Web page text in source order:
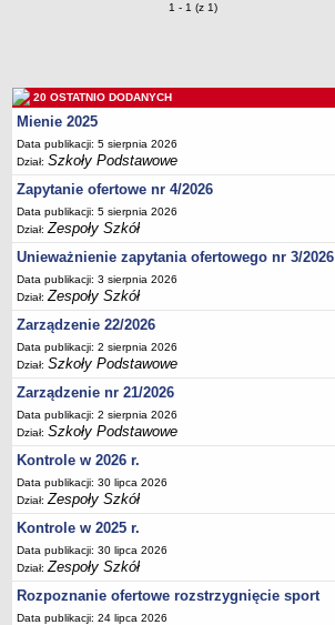
Wielofunkcyjna Placówka
Specjalny Ośrodek nr 5
BURSA MIEJSKA
Dane podstawowe
Statut
Majątek
Godziny dyżurów
Ogłoszenie
Zarządzenia
Kontrole
Rejestry, ewidencje, archiwa
Sprawozdania
Deklaracja dostępności
PORADNIE PSYCHOLOGICZNO-PEDAGOGICZNE
Zespół Poradni
Dane podstawowe
Statut
Majątek
Godziny dyżurów
Ogłoszenia
Zmiany o pozycjach
1 - 1 (z 1)
20 OSTATNIO DODANYCH
Mienie 2025
Data publikacji: 5 sierpnia 2026
Dział:Szkoły Podstawowe
Zapytanie ofertowe nr 4/2026
Data publikacji: 5 sierpnia 2026
Dział:Zespoły Szkół
Unieważnienie zapytania ofertowego nr 3/2026
Data publikacji: 3 sierpnia 2026
Dział:Zespoły Szkół
Zarządzenie 22/2026
Data publikacji: 2 sierpnia 2026
Dział:Szkoły Podstawowe
Zarządzenie nr 21/2026
Data publikacji: 2 sierpnia 2026
Dział:Szkoły Podstawowe
Kontrole w 2026 r.
Data publikacji: 30 lipca 2026
Dział:Zespoły Szkół
Kontrole w 2025 r.
Data publikacji: 30 lipca 2026
Dział:Zespoły Szkół
Rozpoznanie ofertowe rozstrzygnięcie sport
Data publikacji: 24 lipca 2026